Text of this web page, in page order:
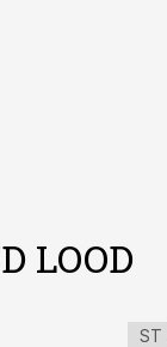
LOOD
ST